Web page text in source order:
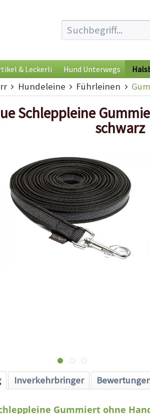
& Leckerli Hund Unterwegs
Hundeleine Führleinen
Schleppleine
schwarz
Inverkehrbringer
Gummiert ohne